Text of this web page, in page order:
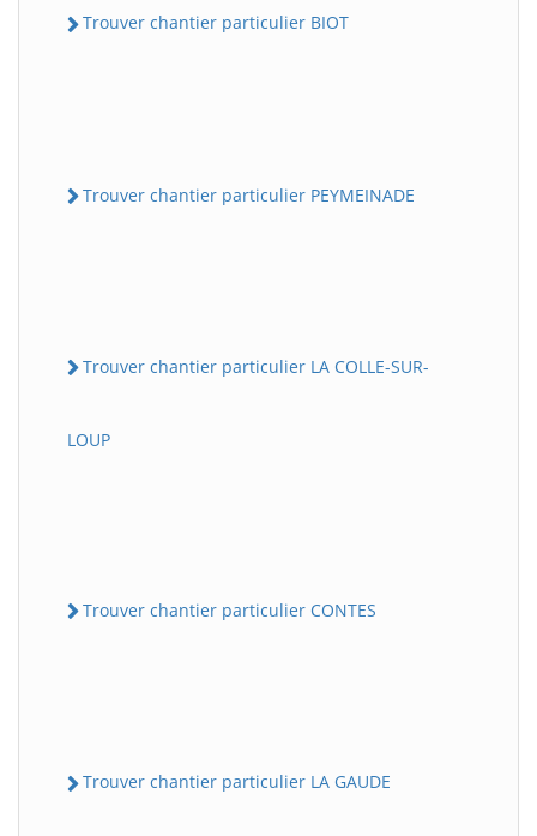
Trouver chantier particulier BIOT
Trouver chantier particulier PEYMEINADE
Trouver chantier particulier LA COLLE-SUR-
LOUP
Trouver chantier particulier CONTES
Trouver chantier particulier LA GAUDE